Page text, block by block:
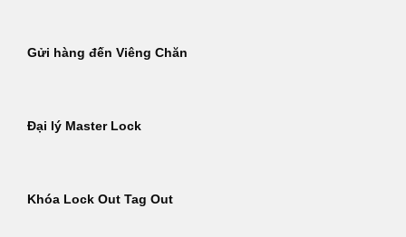
Gửi hàng đến Viêng Chăn
Đại lý Master Lock
Khóa Lock Out Tag Out